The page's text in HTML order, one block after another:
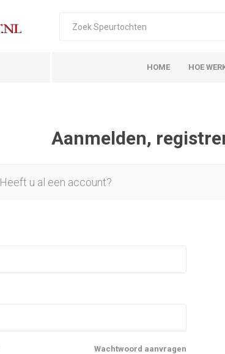
HOME HOE
Aanmelden,
Heeft u al een account?
Wachtwoord aanvragen